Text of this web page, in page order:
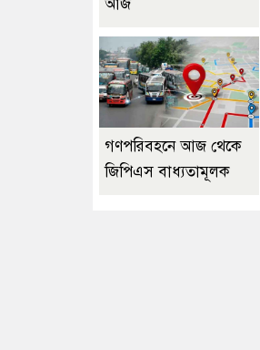
আজ
গণপরিবহনে আজ থেকে
জিপিএস বাধ্যতামূলক